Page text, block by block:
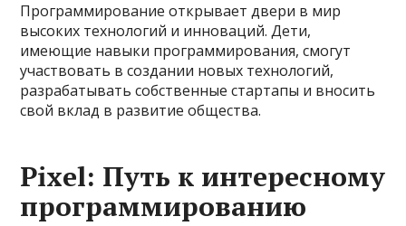
Программирование открывает двери в мир
высоких технологий и инноваций. Дети,
имеющие навыки программирования, смогут
участвовать в создании новых технологий,
разрабатывать собственные стартапы и вносить
свой вклад в развитие общества.
Pixel: Путь к интересному
программированию